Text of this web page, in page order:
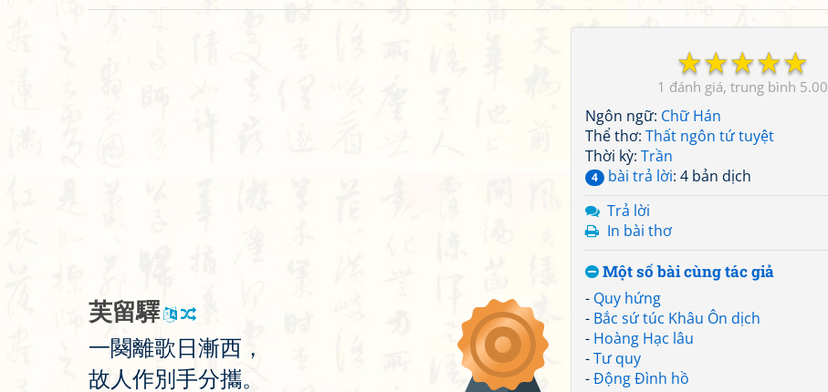
☆
☆
☆
☆
☆
1 5.00
Ngôn ngữ: Chữ Hán
Thể thơ: Thất ngôn tứ tuyệt
Thời kỳ: Trần
4 bài trả lời: 4 bản dịch
Trả lời
In bài thơ
Một số bài cùng tác giả
- Quy hứng
- Bắc sứ túc Khâu Ôn dịch
- Hoàng Hạc lâu
-Tư quy
-Động Đình hồ
芙留驛
一闋離歌 日 漸西 ，
故 人作別 手分攜。